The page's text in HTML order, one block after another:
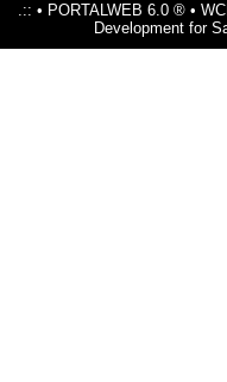
.:: • PORTALWEB 6.0 ® •
Development for